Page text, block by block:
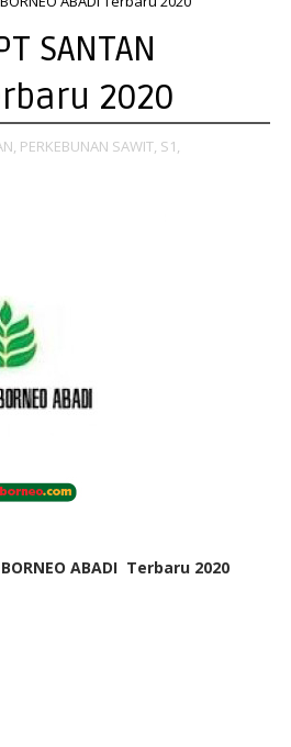
SANTAN
2020
PERKEBUNAN SAWIT, S1,
ABADI Terbaru 2020